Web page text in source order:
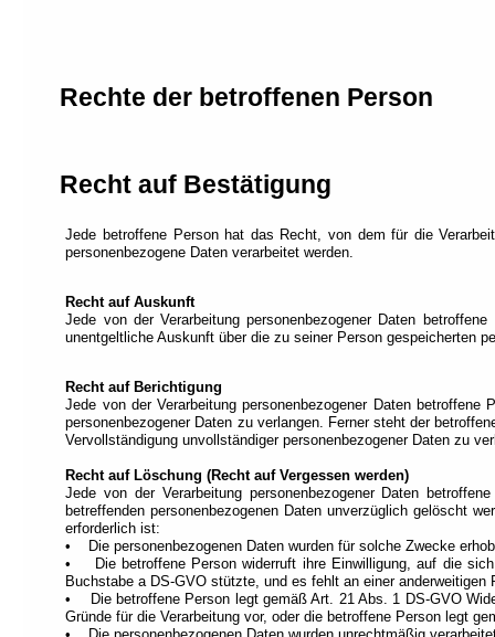
Rechte der betroffenen Person
Recht auf Bestätigung
Jede betroffene Person hat das Recht, von dem für die
personenbezogene Daten verarbeitet werden.
Recht auf Auskunft
Jede von der Verarbeitung personenbezogener Daten
unentgeltliche Auskunft über die zu seiner Person gespeicherten
Recht auf Berichtigung
Jede von der Verarbeitung personenbezogener Daten
personenbezogener Daten zu verlangen. Ferner steht der
Vervollständigung unvollständiger personenbezogener Daten zu
Recht auf Löschung (Recht auf Vergessen werden)
Jede von der Verarbeitung personenbezogener Daten
betreffenden personenbezogenen Daten unverzüglich gelöscht
erforderlich ist:
• Die personenbezogenen Daten wurden für solche Zwecke
• Die betroffene Person widerruft ihre Einwilligung, auf die
Buchstabe a DS-GVO stützte, und es fehlt an einer anderweitigen
• Die betroffene Person legt gemäß Art. 21 Abs. 1 DS-GVO
Gründe für die Verarbeitung vor, oder die betroffene Person legt